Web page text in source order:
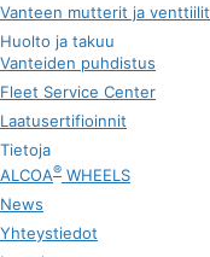
Vanteen mutterit ja venttiilit
Huolto ja takuu
Vanteiden puhdistus
Fleet Service Center
Laatusertifioinnit
Tietoja
ALCOA® WHEELS
News
Yhteystiedot